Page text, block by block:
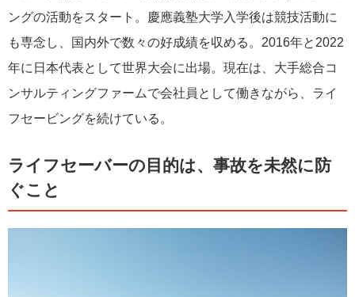
ングの活動をスタート。慶應義塾大学入学後は競技活動に
も専念し、国内外で数々の好成績を収める。2016年と2022
年に日本代表として世界大会に出場。現在は、大手総合コ
ンサルティングファームで会社員として働きながら、ライ
フセービングを続けている。
ライフセーバーの目的は、事故を未然に防
ぐこと